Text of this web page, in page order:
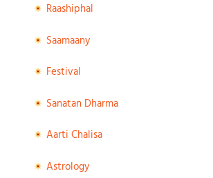
Raashiphal
Saamaany
Festival
Sanatan Dharma
Aarti Chalisa
Astrology